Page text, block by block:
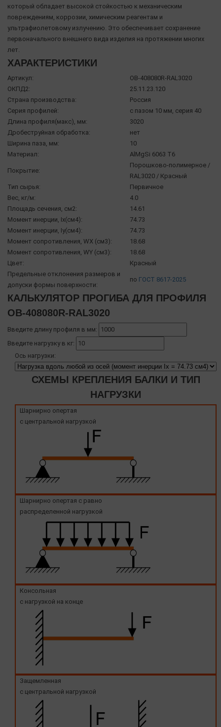
который обладает высокой стойкостью к механическим
повреждениям, коррозии, химическим реагентам и
ультрафиолетовому излучению. Это обеспечивает сохранение
первоначального внешнего вида изделия на протяжении многих
лет.
ХАРАКТЕРИСТИКИ
Артикул:
OB-408080R-RAL3020
ОКПД2:
25.11.23.120
Страна производства:
Россия
Серия профилей:
с пазом 10 мм, серия 40
Длина профиля(макс), мм:
3020
Дробеструйная обработка:
нет
Ширина паза, мм:
10
Материал:
AlMgSi 6063 Т6
Покрытие:
Порошково-полимерное /
RAL3020 / Красный
Тип сырья:
Первичное
Вес, кг/м:
4.0
Площадь сечения, см2:
14.61
Момент инерции, Ix(см4):
74.73
Момент инерции, Iy(см4):
74.73
Момент сопротивления, WX (см3):
18.68
Момент сопротивления, WY (см3):
18.68
Цвет:
Красный
Предельные отклонения размеров и
допуски формы поверхности:
по ГОСТ 8617-2025
КАЛЬКУЛЯТОР ПРОГИБА ДЛЯ ПРОФИЛЯ
OB-408080R-RAL3020
Введите длину профиля в мм:
Введите нагрузку в кг:
Ось нагрузки:
СХЕМЫ КРЕПЛЕНИЯ БАЛКИ И ТИП
НАГРУЗКИ
Шарнирно опертая
с центральной нагрузкой
Шарнирно опертая с равно
распределенной нагрузкой
Консольная
с нагрузкой на конце
Защемленная
с центральной нагрузкой